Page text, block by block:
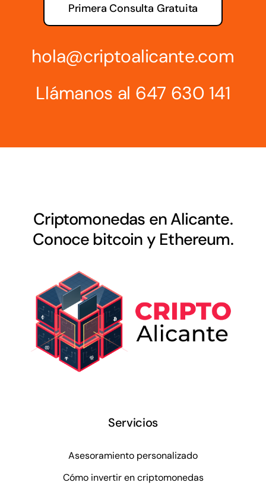
Primera Consulta Gratuita
hola@criptoalicante.com
Llámanos al 647 630 141
Criptomonedas en Alicante.
Conoce bitcoin y Ethereum.
Servicios
Asesoramiento personalizado
Cómo invertir en criptomonedas